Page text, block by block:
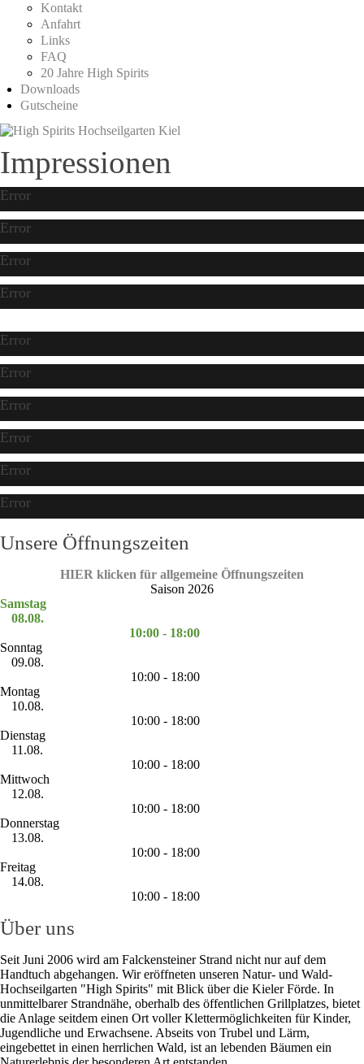
Kontakt
Anfahrt
Links
FAQ
20 Jahre High Spirits
Downloads
Gutscheine
Impressionen
Error
Error
Error
Error
Error
Error
Error
Error
Error
Error
Unsere Öffnungszeiten
HIER klicken für allgemeine Öffnungszeiten
Saison 2026
Samstag
08.08.
10:00 - 18:00
Sonntag
09.08.
10:00 - 18:00
Montag
10.08.
10:00 - 18:00
Dienstag
11.08.
10:00 - 18:00
Mittwoch
12.08.
10:00 - 18:00
Donnerstag
13.08.
10:00 - 18:00
Freitag
14.08.
10:00 - 18:00
Über uns
Seit Juni 2006 wird am Falckensteiner Strand nicht nur auf dem
Handtuch abgehangen. Wir eröffneten unseren Natur- und Wald-
Hochseilgarten "High Spirits" mit Blick über die Kieler Förde. In
unmittelbarer Strandnähe, oberhalb des öffentlichen Grillplatzes, bietet
die Anlage seitdem einen Ort voller Klettermöglichkeiten für Kinder,
Jugendliche und Erwachsene. Abseits von Trubel und Lärm,
eingebettet in einen herrlichen Wald, ist an lebenden Bäumen ein